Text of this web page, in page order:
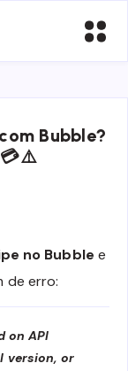
Bubble?
💳⚠️
no Bubble e
de erro:
on API
version, or